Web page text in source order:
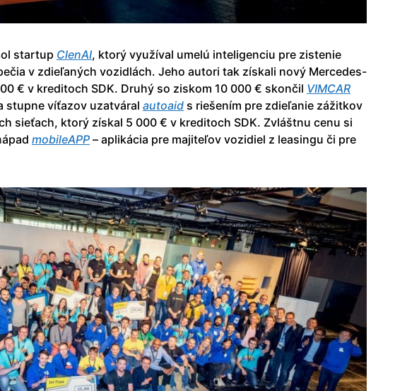
startup ClenAI, ktorý využíval umelú inteligenciu pre zistenie
v zdieľaných vozidlách. Jeho autori tak získali nový Mercedes-
€ v kreditoch SDK. Druhý so ziskom 10 000 € skončil VIMCAR
stupne víťazov uzatváral autoaid s riešením pre zdieľanie zážitkov
sieťach, ktorý získal 5 000 € v kreditoch SDK. Zvláštnu cenu si
mobileAPP – aplikácia pre majiteľov vozidiel z leasingu či pre